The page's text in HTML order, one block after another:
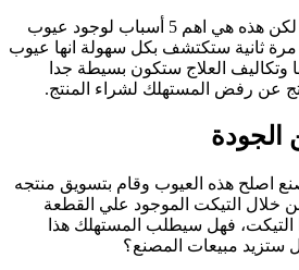
وتوجد أسباب اخري كثيرة لكن هذه هي اهم 5 أسباب لوجود عيوب
مرة ثانية ستكتشف بكل سهولة انها عيوب
وتكاليف العلاج ستكون بسيطة جدا
عن رفض المستهلك لشراء المنتج.
الجودة
اصلح هذه العيوب وقام بتسويق منتجه
خلال التيكت الموجود علي القطعة
فهل سيطلب المستهلك هذا
ستزيد مبيعات المصنع؟